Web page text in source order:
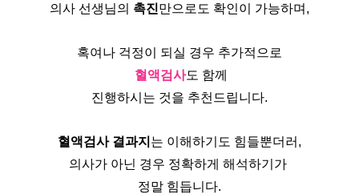
의사 선생님의 촉진만으로도 확인이 가능하며,
혹여나 걱정이 되실 경우 추가적으로
혈액검사도 함께
진행하시는 것을 추천드립니다.
혈액검사 결과지 는 이해하기도 힘들뿐더러,
의사가 아닌 경우 정확하게 해석하기가
정말 힘듭니다.